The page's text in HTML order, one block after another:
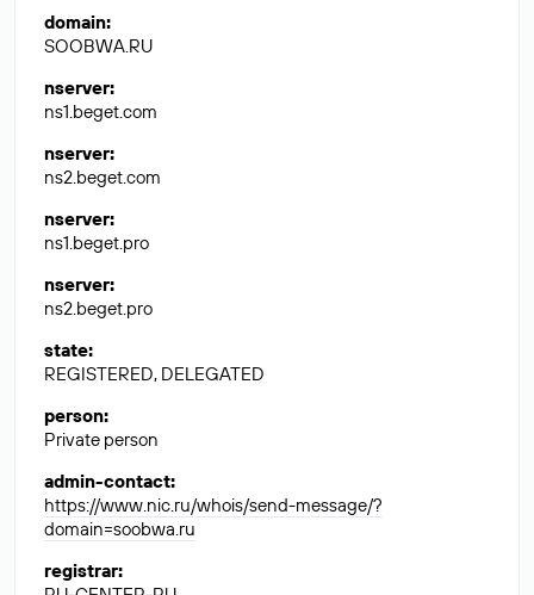
domain:
SOOBWA.RU
nserver:
ns1.beget.com
nserver:
ns2.beget.com
nserver:
ns1.beget.pro
nserver:
ns2.beget.pro
state:
REGISTERED, DELEGATED
person:
Private person
admin-contact:
https://www.nic.ru/whois/send-message/?
domain=soobwa.ru
registrar: